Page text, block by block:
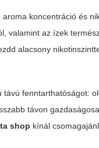
koncentráció és
valamint az ízek
alacsony
fenntarthatóságot:
távon
shop kínál